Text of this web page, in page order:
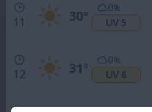
11 30°
0%
UV 5
12 31°
0%
UV 6